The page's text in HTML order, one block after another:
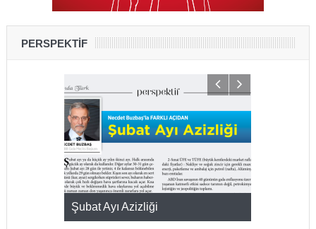
PERSPEKTİF
Şubat Ayı Azizliği